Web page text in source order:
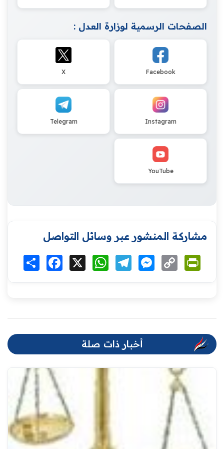
الصفحات الرسمية لوزارة العدل :
Facebook
X
Instagram
Telegram
YouTube
مشاركة المنشور عبر وسائل التواصل
انشر Facebook WhatsAppTelegramMessenger
Copy
Link
أخبار ذات صلة